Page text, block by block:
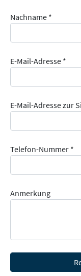
Nachname *
E-Mail-Adresse *
E-Mail-Adresse zur
Telefon-Nummer *
Anmerkung